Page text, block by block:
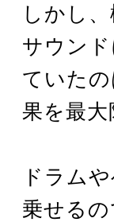
しかし
サウン
ていた
果を最
ドラム
乗せる